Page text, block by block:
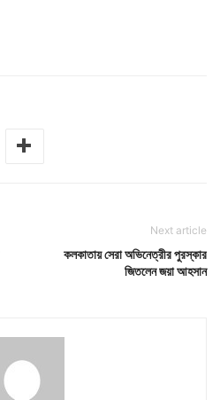
Next article
কলকাতায় সেরা অভিনেত্রীর পুরস্কার
জিতলেন জয়া আহসান